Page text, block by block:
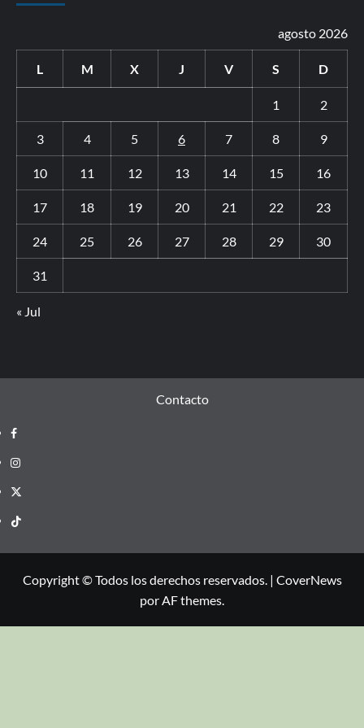
agosto 2026
L M X J V S D
1 2
3 4 5 6 7 8 9
10 11 12 13 14 15 16
17 18 19 20 21 22 23
24 25 26 27 28 29 30
31
« Jul
Contacto
Copyright © Todos los derechos reservados. | CoverNews
por AF themes.